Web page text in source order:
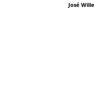
José Wille